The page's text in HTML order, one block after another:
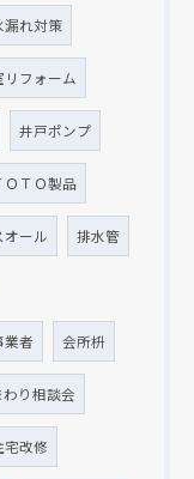
漏れ対策
リフォーム
井戸ポンプ
ＯＴＯ製品
オール 排水管
業者 会所枡
り相談会
宅改修